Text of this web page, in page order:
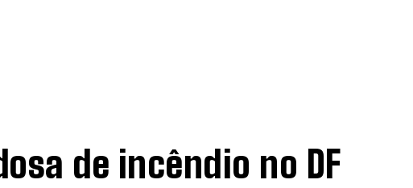
de incêndio no DF